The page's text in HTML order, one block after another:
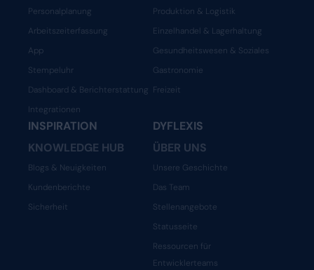
Personalplanung
Arbeitszeiterfassung
App
Stempeluhr
Dashboard & Berichterstattung
Integrationen
Produktion & Logistik
Einzelhandel & Lagerhaltung
Gesundheitswesen & Soziales
Gastronomie
Freizeit
INSPIRATION
KNOWLEDGE HUB
Blogs & Neuigkeiten
Kundenberichte
Sicherheit
DYFLEXIS
ÜBER UNS
Unsere Geschichte
Das Team
Stellenangebote
Statusseite
Ressourcen für
Entwicklerteams